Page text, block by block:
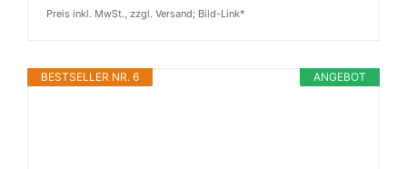
Preis inkl. MwSt., zzgl. Versand; Bild-Link*
ANGEBOT
BESTSELLER NR. 6